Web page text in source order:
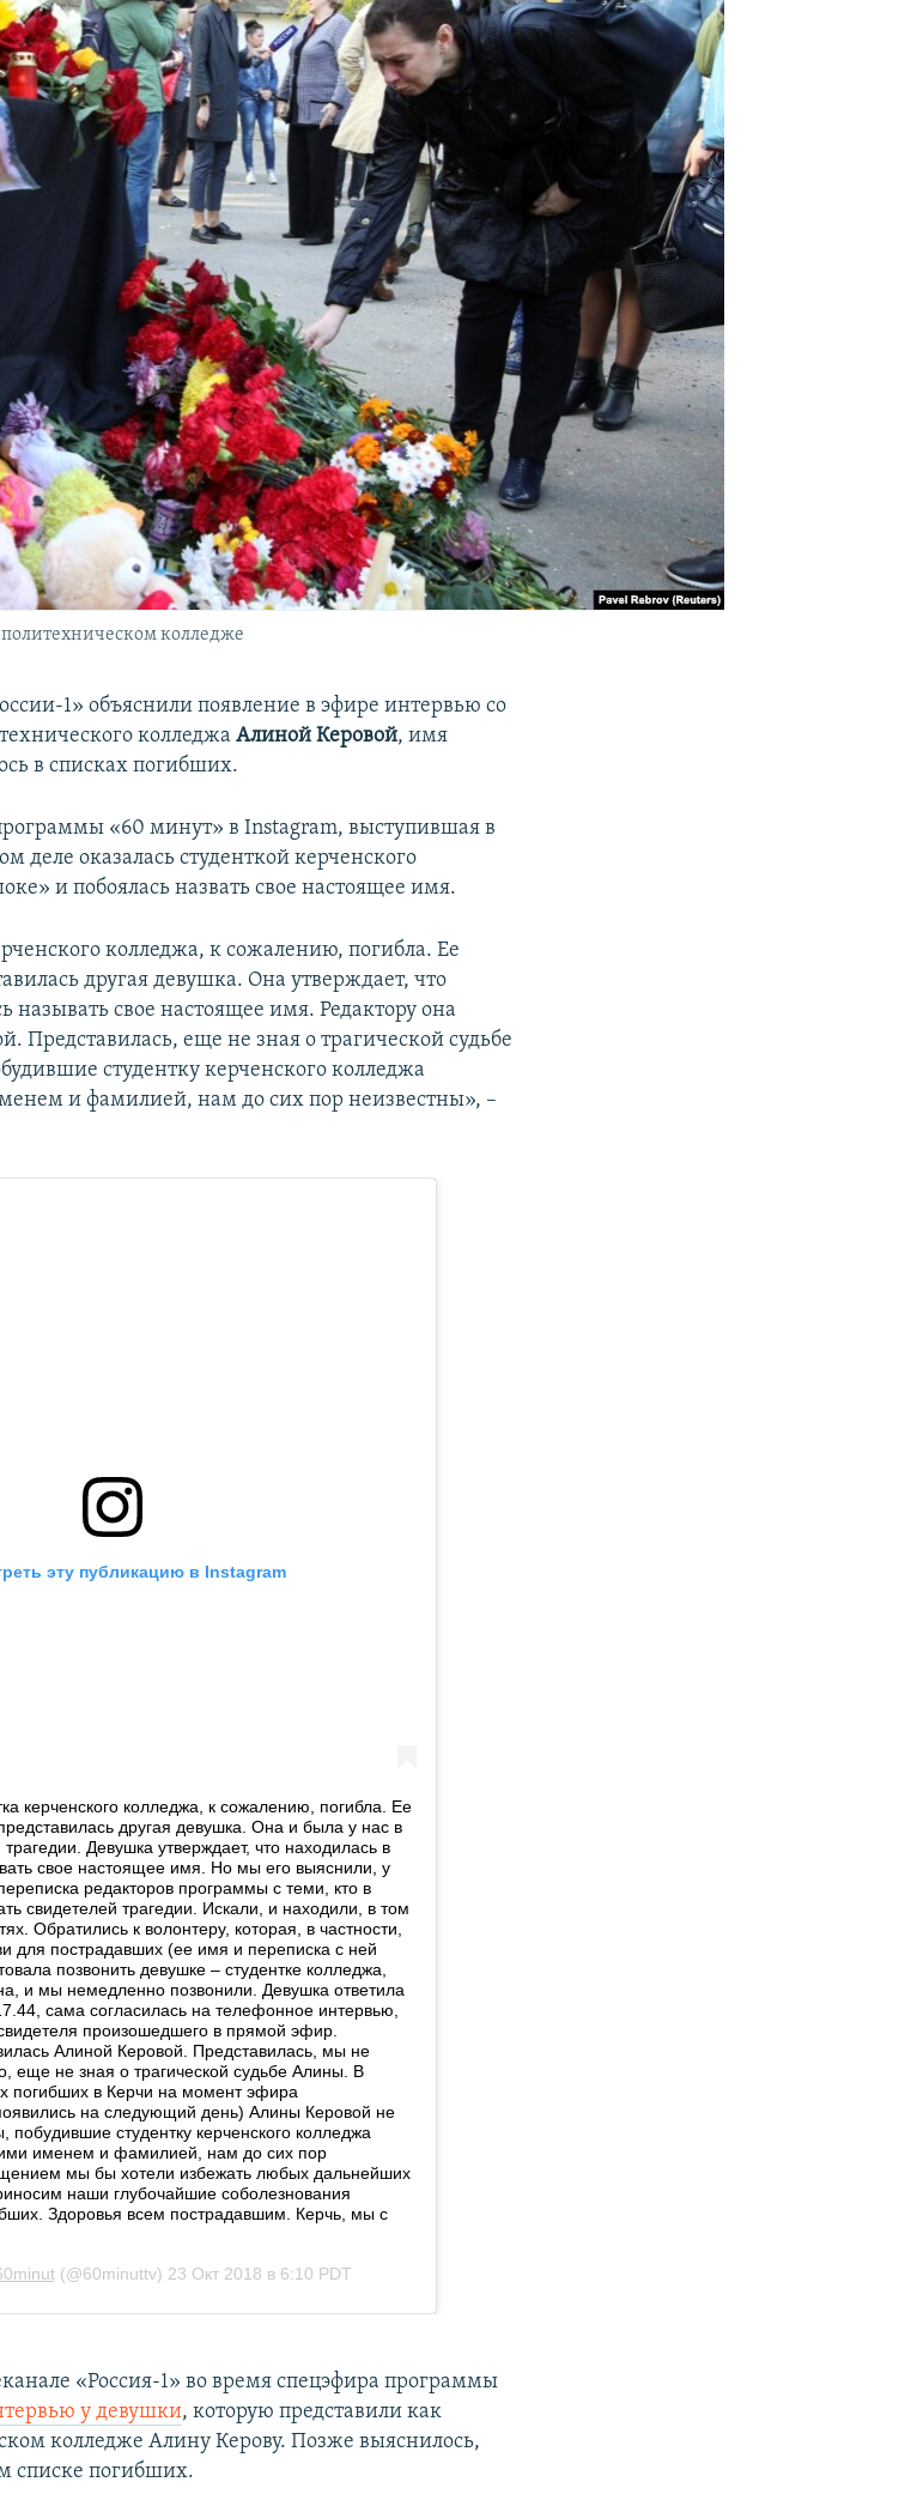
колледже
1» объяснили появление в эфире интервью со
колледжаАлиной Керовой, имя
в списках погибших.
«60 минут» в Instagram, выступившая в
деле оказалась студенткой керченского
и побоялась назвать свое настоящее имя.
колледжа, к сожалению, погибла. Ее
другая девушка. Она утверждает, что
называть свое настоящее имя. Редактору она
Представилась, еще не зная о трагической судьбе
студентку керченского колледжа
и фамилией, нам до сих пор неизвестны», –
«Россия-1» во время спецэфира программы
у девушки, которую представили как
колледже Алину Керову. Позже выяснилось,
списке погибших.